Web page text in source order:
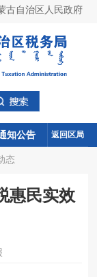
古自治区人民政府
知公告
知公告 返回区局
态
惠民实效